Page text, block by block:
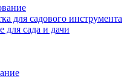
для садового инструмента
для сада и дачи